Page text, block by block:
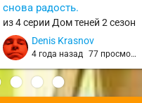
снова радость.
из 4 серии Дом теней 2 сезон
/ Shadows House 2
Denis Krasnov
4 года назад 77 просмотров